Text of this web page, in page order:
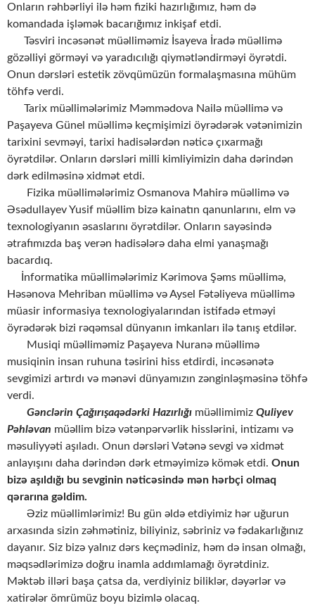
Onların rəhbərliyi ilə həm fiziki hazırlığımız, həm də
komandada işləmək bacarığımız inkişaf etdi.
Təsviri incəsənət müəlliməmiz İsayeva İradə müəllimə
gözəlliyi görməyi və yaradıcılığı qiymətləndirməyi öyrətdi.
Onun dərsləri estetik zövqümüzün formalaşmasına mühüm
töhfə verdi.
Tarix müəllimələrimiz Məmmədova Nailə müəllimə və
Paşayeva Günel müəllimə keçmişimizi öyrədərək vətənimizin
tarixini sevməyi, tarixi hadisələrdən nəticə çıxarmağı
öyrətdilər. Onların dərsləri milli kimliyimizin daha dərindən
dərk edilməsinə xidmət etdi.
Fizika müəllimələrimiz Osmanova Mahirə müəllimə və
Əsədullayev Yusif müəllim bizə kainatın qanunlarını, elm və
texnologiyanın əsaslarını öyrətdilər. Onların sayəsində
ətrafımızda baş verən hadisələrə daha elmi yanaşmağı
bacardıq.
İnformatika müəllimələrimiz Kərimova Şəms müəllimə,
Həsənova Mehriban müəllimə və Aysel Fətəliyeva müəllimə
müasir informasiya texnologiyalarından istifadə etməyi
öyrədərək bizi rəqəmsal dünyanın imkanları ilə tanış etdilər.
Musiqi müəlliməmiz Paşayeva Nuranə müəllimə
musiqinin insan ruhuna təsirini hiss etdirdi, incəsənətə
sevgimizi artırdı və mənəvi dünyamızın zənginləşməsinə töhfə
verdi.
Gənclərin Çağırışaqədərki Hazırlığı müəllimimiz Quliyev
Pəhləvan müəllim bizə vətənpərvərlik hisslərini, intizamı və
məsuliyyəti aşıladı. Onun dərsləri Vətənə sevgi və xidmət
anlayışını daha dərindən dərk etməyimizə kömək etdi. Onun
bizə aşı ldığı bu sevginin nəticəsində mən hərbçi olmaq
qərarına gə ldim.
Əziz müəllimlərimiz! Bu gün əldə etdiyimiz hər uğurun
arxasında sizin zəhmətiniz, biliyiniz, səbriniz və fədakarlığınız
dayanır. Siz bizə yalnız dərs keçmədiniz, həm də insan olmağı,
məqsədlərimizə doğru inamla addımlamağı öyrətdiniz.
Məktəb illəri başa çatsa da, verdiyiniz biliklər, dəyərlər və
xatirələr ömrümüz boyu bizimlə olacaq.